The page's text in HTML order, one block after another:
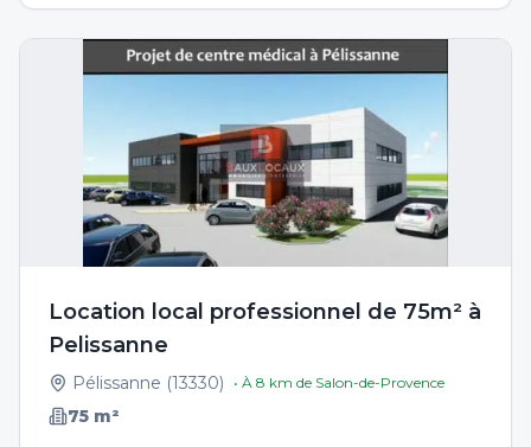
Location local professionnel de 75m² à
Pelissanne
Pélissanne (13330) • À 8 km de Salon-de-Provence
75 m²